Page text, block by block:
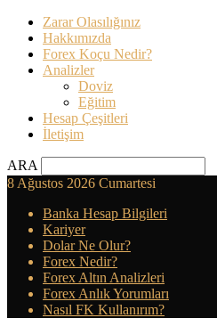
Zarar Olasılığınız
Hakkımızda
Forex Koçu Nedir?
Analizler
Doviz
Eğitim
Hesap Çeşitleri
İletişim
ARA
8 Ağustos 2026 Cumartesi
Banka Hesap Bilgileri
Kariyer
Dolar Ne Olur?
Forex Nedir?
Forex Altın Analizleri
Forex Anlık Yorumları
Nasıl FK Kullanırım?